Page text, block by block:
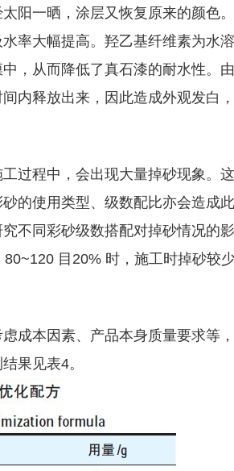
阳一晒，涂层又恢复原来的颜色
率大幅提高。羟乙基纤维素为水
，从而降低了真石漆的耐水性。
内释放出来，因此造成外观发白
过程中，会出现大量掉砂现象。
的使用类型、级数配比亦会造成
不同彩砂级数搭配对掉砂情况的
目20% 时，施工时掉砂较
成本因素、产品本身质量要求等
果见表4。